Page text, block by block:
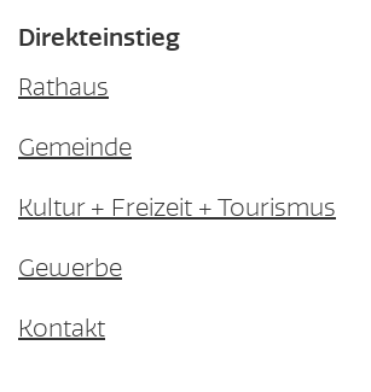
Direkteinstieg
Rathaus
Gemeinde
Kultur + Freizeit + Tourismus
Gewerbe
Kontakt